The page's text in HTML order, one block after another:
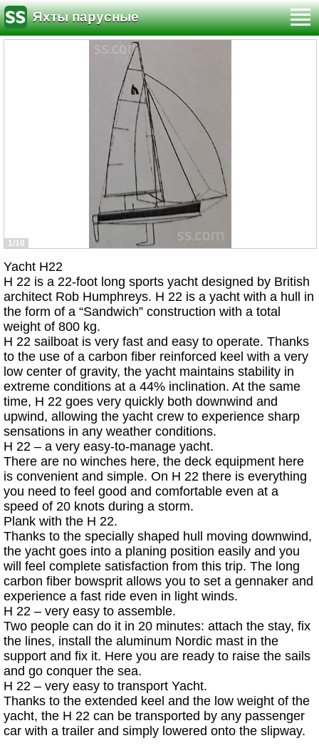
Яхты парусные
1/10
Yacht H22
H 22 is a 22-foot long sports yacht designed by British
architect Rob Humphreys. H 22 is a yacht with a hull in
the form of a “Sandwich” construction with a total
weight of 800 kg.
H 22 sailboat is very fast and easy to operate. Thanks
to the use of a carbon fiber reinforced keel with a very
low center of gravity, the yacht maintains stability in
extreme conditions at a 44% inclination. At the same
time, H 22 goes very quickly both downwind and
upwind, allowing the yacht crew to experience sharp
sensations in any weather conditions.
H 22 – a very easy-to-manage yacht.
There are no winches here, the deck equipment here
is convenient and simple. On H 22 there is everything
you need to feel good and comfortable even at a
speed of 20 knots during a storm.
Plank with the H 22.
Thanks to the specially shaped hull moving downwind,
the yacht goes into a planing position easily and you
will feel complete satisfaction from this trip. The long
carbon fiber bowsprit allows you to set a gennaker and
experience a fast ride even in light winds.
H 22 – very easy to assemble.
Two people can do it in 20 minutes: attach the stay, fix
the lines, install the aluminum Nordic mast in the
support and fix it. Here you are ready to raise the sails
and go conquer the sea.
H 22 – very easy to transport Yacht.
Thanks to the extended keel and the low weight of the
yacht, the H 22 can be transported by any passenger
car with a trailer and simply lowered onto the slipway.